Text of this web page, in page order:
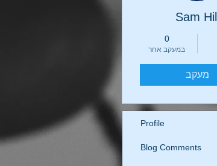
Sam Hill
0
במעקב אחר
מעקב
Profile
Blog Comments